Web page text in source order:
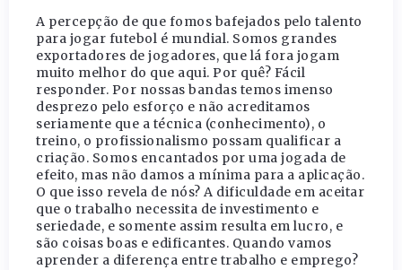
A percepção de que fomos bafejados pelo talento
para jogar futebol é mundial. Somos grandes
exportadores de jogadores, que lá fora jogam
muito melhor do que aqui. Por quê? Fácil
responder. Por nossas bandas temos imenso
desprezo pelo esforço e não acreditamos
seriamente que a técnica (conhecimento), o
treino, o profissionalismo possam qualificar a
criação. Somos encantados por uma jogada de
efeito, mas não damos a mínima para a aplicação.
O que isso revela de nós? A dificuldade em aceitar
que o trabalho necessita de investimento e
seriedade, e somente assim resulta em lucro, e
são coisas boas e edificantes. Quando vamos
aprender a diferença entre trabalho e emprego?